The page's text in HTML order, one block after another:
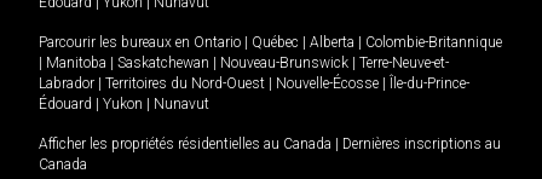
Parcourir les bureaux en Ontario Québec Alberta
Colombie-Britannique
Manitoba Saskatchewan Nouveau-Brunswick
Terre-Neuve-et-
Labrador
Territoires du Nord-Ouest Nouvelle-Écosse
Île-du-Prince-
Édouard
Yukon Nunavut
Afficher les propriétés résidentielles au Canada
Dernières inscriptions au
Canada